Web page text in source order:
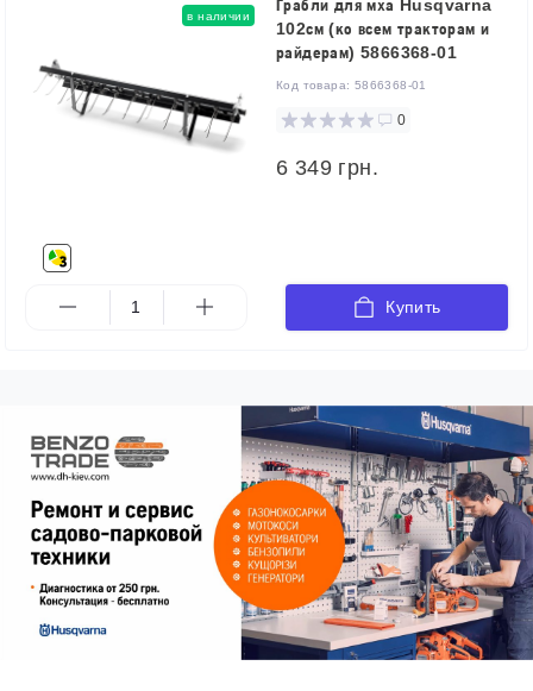
в наличии
Грабли для мха Husqvarna
102см (ко всем тракторам и
райдерам) 5866368-01
Код товара: 5866368-01
0
6 349 грн.
Купить